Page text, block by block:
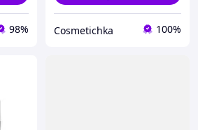
98% Cosmetichka 100%